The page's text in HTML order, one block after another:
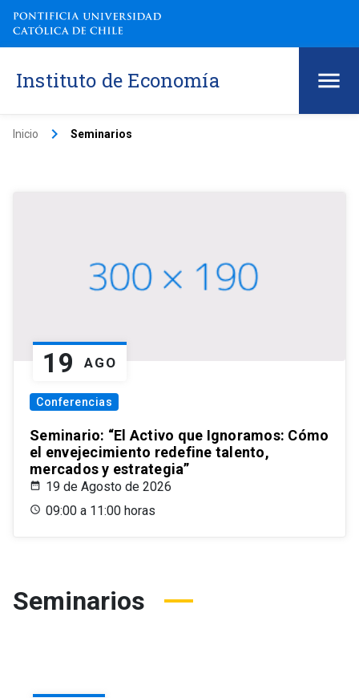
Instituto de Economía
Inicio keyboard_arrow_right Seminarios
19 AGO
Conferencias
Seminario: “El Activo que Ignoramos: Cómo
el envejecimiento redefine talento,
mercados y estrategia”
19 de Agosto de 2026
09:00 a 11:00 horas
Seminarios